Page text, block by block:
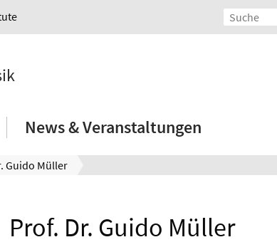
News & Veranstaltungen
Guido Müller
Prof. Dr. Guido Müller